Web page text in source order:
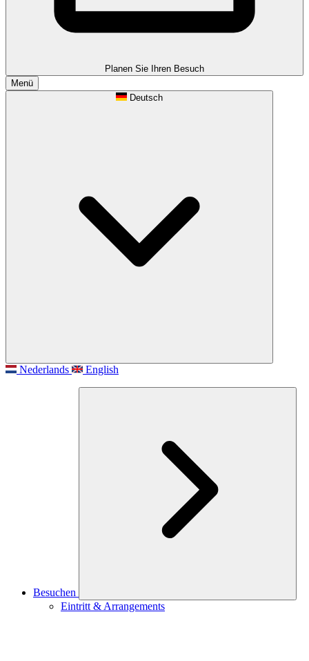
Planen Sie Ihren Besuch
Menü
Deutsch
Nederlands English
Besuchen
Eintritt & Arrangements